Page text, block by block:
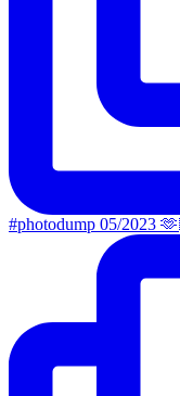
#photodump 05/2023